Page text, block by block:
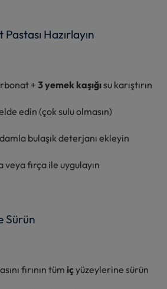
Hazırlayın
+ 3 yemek kaşığısu karıştırın
edin (çok sulu olmasın)
bulaşık deterjanı ekleyin
veya fırça ile uygulayın
Sürün
fırının tüm içyüzeylerine sürün